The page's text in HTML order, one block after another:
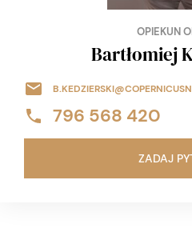
OPIEKUN
Bartłomiej
796 568 420
ZADAJ